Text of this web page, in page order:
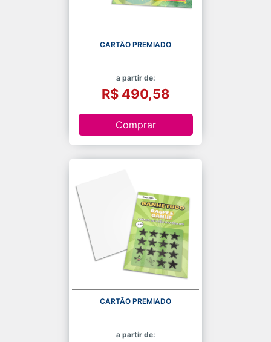
CARTÃO PREMIADO
a partir de:
R$ 490,58
Comprar
CARTÃO PREMIADO
a partir de: